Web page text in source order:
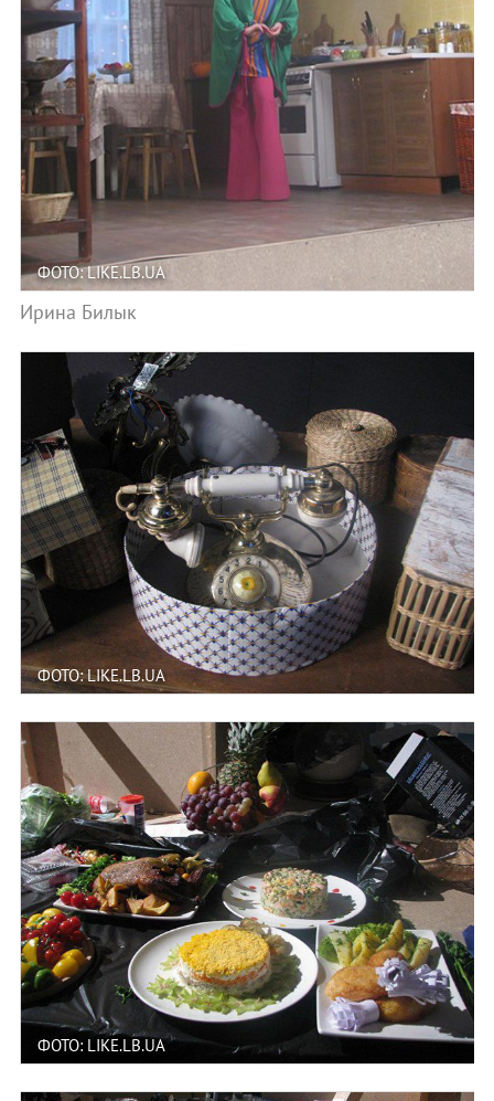
ФОТО: LIKE.LB.UA
Ирина Билык
ФОТО: LIKE.LB.UA
ФОТО: LIKE.LB.UA